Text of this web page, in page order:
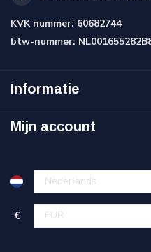
KVK nummer: 60682744
btw-nummer:
Informatie
Mijn account
€